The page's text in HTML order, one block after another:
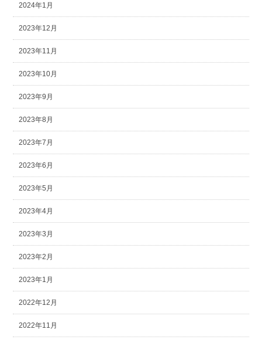
2024年1月
2023年12月
2023年11月
2023年10月
2023年9月
2023年8月
2023年7月
2023年6月
2023年5月
2023年4月
2023年3月
2023年2月
2023年1月
2022年12月
2022年11月